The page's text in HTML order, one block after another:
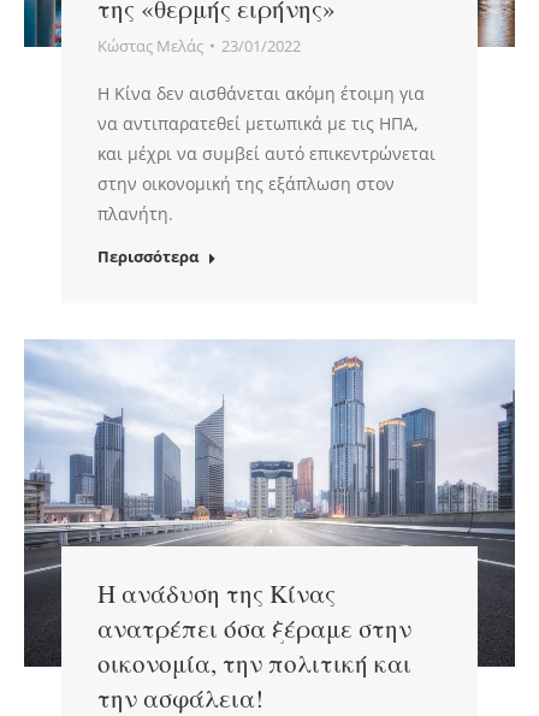
της «θερμής ειρήνης»
Κώστας Μελάς 23/01/2022
Η Κίνα δεν αισθάνεται ακόμη έτοιμη για
να αντιπαρατεθεί μετωπικά με τις ΗΠΑ,
και μέχρι να συμβεί αυτό επικεντρώνεται
στην οικονομική της εξάπλωση στον
πλανήτη.
Περισσότερα
Η ανάδυση της Κίνας
ανατρέπει όσα ξέραμε στην
οικονομία, την πολιτική και
την ασφάλεια!